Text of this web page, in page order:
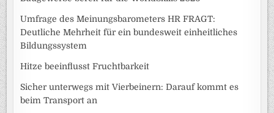
Umfrage des Meinungsbarometers HR FRAGT:
Deutliche Mehrheit für ein bundesweit einheitliches
Bildungssystem
Hitze beeinflusst Fruchtbarkeit
Sicher unterwegs mit Vierbeinern: Darauf kommt es
beim Transport an